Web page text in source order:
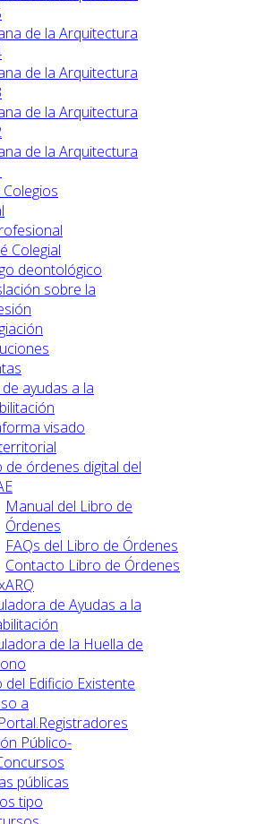
de la Arquitectura
de la Arquitectura
de la Arquitectura
de la Arquitectura
Colegial
deontológico
sobre la
ayudas a la
visado
de órdenes digital del
Manual del Libro de
Órdenes
FAQs del Libro de Órdenes
Contacto Libro de Órdenes
de Ayudas a la
de la Huella de
del Edificio Existente
a
Público-
públicas
tipo